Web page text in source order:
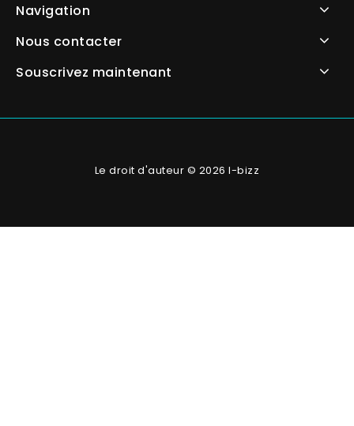
Navigation
Nous contacter
Souscrivez maintenant
Le droit d'auteur © 2026 I-bizz